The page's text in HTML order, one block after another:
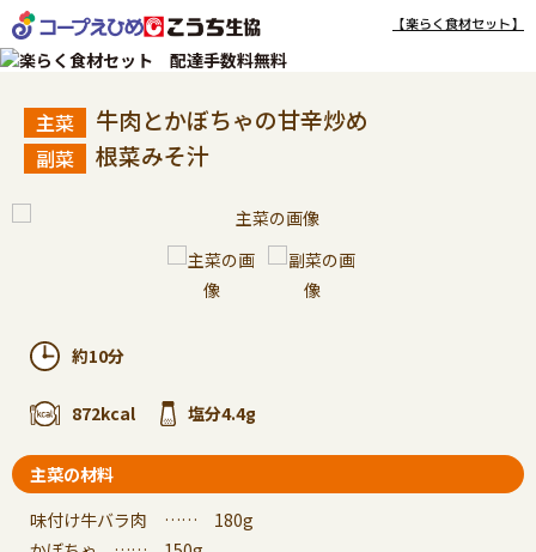
【楽らく食材セット】
牛肉とかぼちゃの甘辛炒め
根菜みそ汁
約10分
872kcal 塩分4.4g
主菜の材料
味付け牛バラ肉 …… 180g